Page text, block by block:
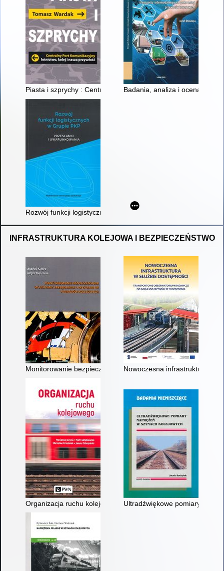
Piasta i szprychy : Centralny Port Komunikacyjny, lotnictwo,
Badania, analiza i ocena
Rozwój funkcji logistycznych w Grupie PKP : przesłanki i
INFRASTRUKTURA KOLEJOWA I BEZPIECZEŃSTWO
Monitorowanie bezpieczeństwa w systemie zarządzania
Nowoczesna infrastruktura w
Organizacja ruchu kolejowego Ultradźwiękowe pomiary